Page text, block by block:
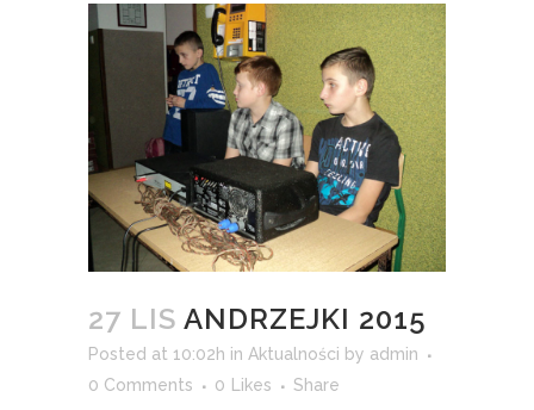
27 LIS ANDRZEJKI 2015
Posted at 10:02h in Aktualności by admin
0 Comments
0 Likes Share